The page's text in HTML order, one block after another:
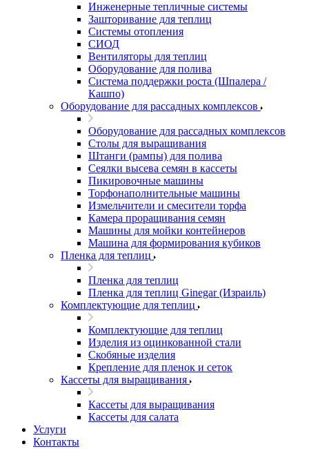
Инженерные тепличные системы
Зашторивание для теплиц
Системы отопления
СИОД
Вентиляторы для теплиц
Оборудование для полива
Система поддержки роста (Шпалера /
Кашпо)
Оборудование для рассадных комплексов
Оборудование для рассадных комплексов
Столы для выращивания
Штанги (рампы) для полива
Сеялки высева семян в кассеты
Пикировочные машины
Торфонаполнительные машины
Измельчители и смесители торфа
Камера проращивания семян
Машины для мойки контейнеров
Машина для формирования кубиков
Пленка для теплиц
Пленка для теплиц
Пленка для теплиц Ginegar (Израиль)
Комплектующие для теплиц
Комплектующие для теплиц
Изделия из оцинкованной стали
Скобяные изделия
Крепление для пленок и сеток
Кассеты для выращивания
Кассеты для выращивания
Кассеты для салата
Услуги
Контакты